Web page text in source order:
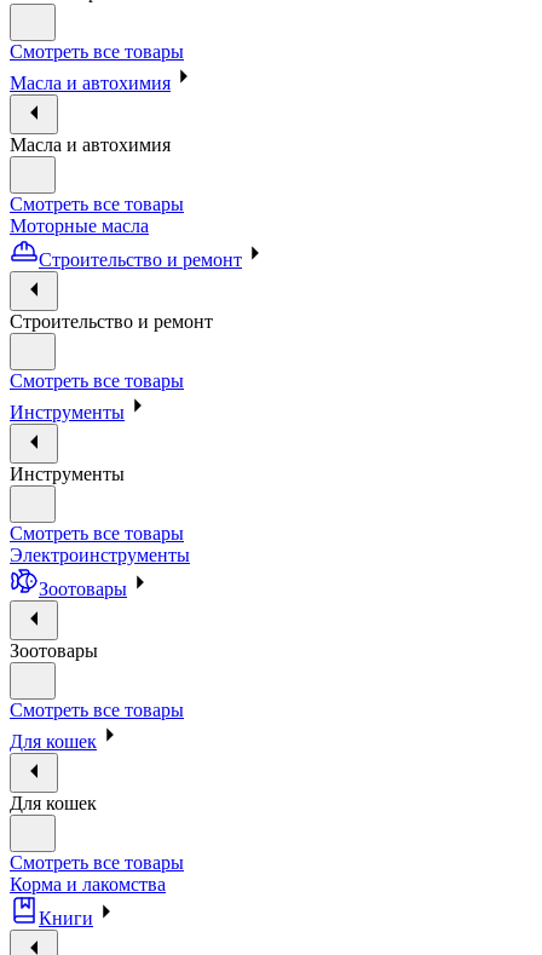
Смотреть все товары
Масла и автохимия
Масла и автохимия
Смотреть все товары
Моторные масла
Строительство и ремонт
Строительство и ремонт
Смотреть все товары
Инструменты
Инструменты
Смотреть все товары
Электроинструменты
Зоотовары
Зоотовары
Смотреть все товары
Для кошек
Для кошек
Смотреть все товары
Корма и лакомства
Книги